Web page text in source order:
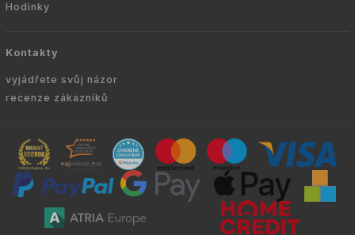
Hodinky
Kontakty
vyjádřete svůj názor
recenze zákazníků